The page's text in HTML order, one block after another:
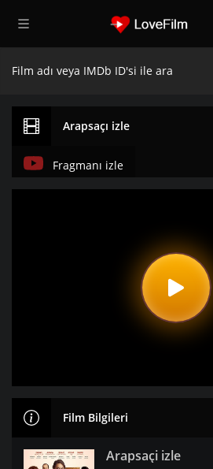
Arapsaçı izle
Fragmanı izle
Film Bilgileri
Arapsaçi izle